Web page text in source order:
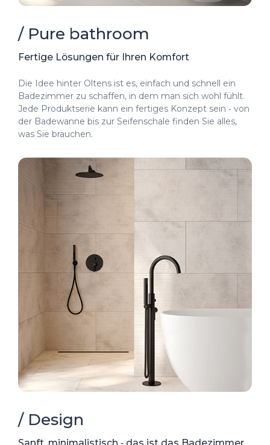
/ Pure bathroom
Fertige Lösungen für Ihren Komfort
Die Idee hinter Oltens ist es, einfach und schnell ein
Badezimmer zu schaffen, in dem man sich wohl fühlt.
Jede Produktserie kann ein fertiges Konzept sein ‑ von
der Badewanne bis zur Seifenschale finden Sie alles,
was Sie brauchen.
/ Design